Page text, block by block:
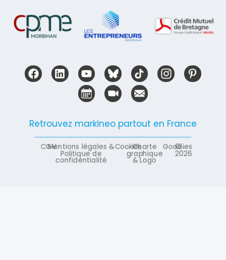
Retrouvez markineo partout en France
CGVMentions légales &
Politique de
confidentialité
CookiesCharte
graphique
& Logo
Goodies
©
2026